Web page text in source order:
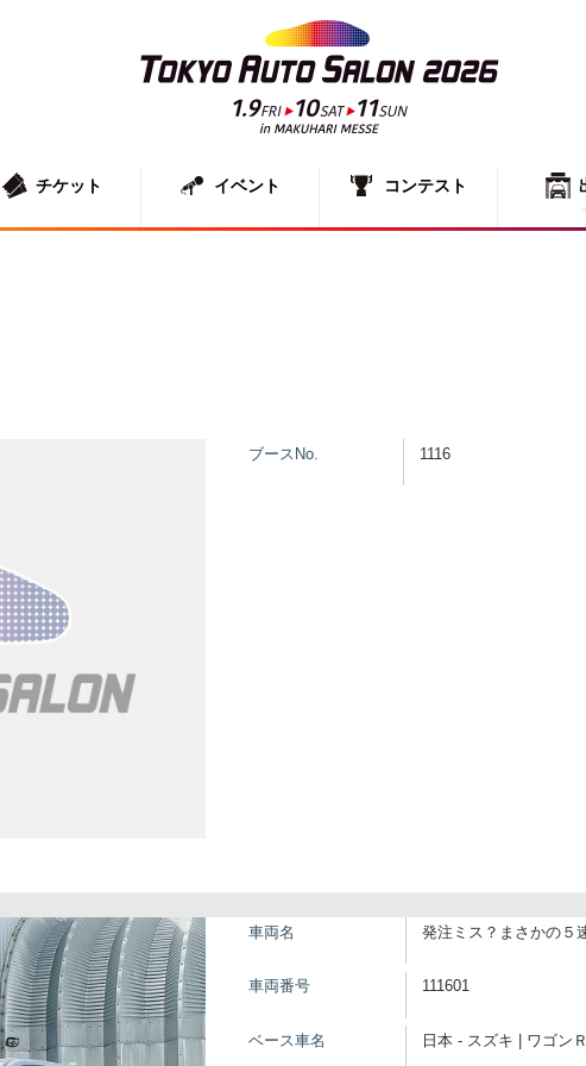
チケット イベント コンテスト
出展者一
展示車両
ブースNo. 1116
車両名 発注ミス？まさかの５
車両番号 111601
ベース車名 日本 - スズキ | ワゴンＲ